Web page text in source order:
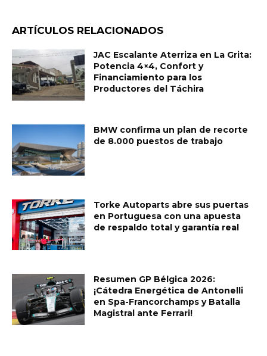
ARTÍCULOS RELACIONADOS
JAC Escalante Aterriza en La Grita:
Potencia 4×4, Confort y
Financiamiento para los
Productores del Táchira
BMW confirma un plan de recorte
de 8.000 puestos de trabajo
Torke Autoparts abre sus puertas
en Portuguesa con una apuesta
de respaldo total y garantía real
Resumen GP Bélgica 2026:
¡Cátedra Energética de Antonelli
en Spa-Francorchamps y Batalla
Magistral ante Ferrari!